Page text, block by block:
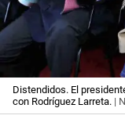
Distendidos. El
con Rodríguez Larreta. |